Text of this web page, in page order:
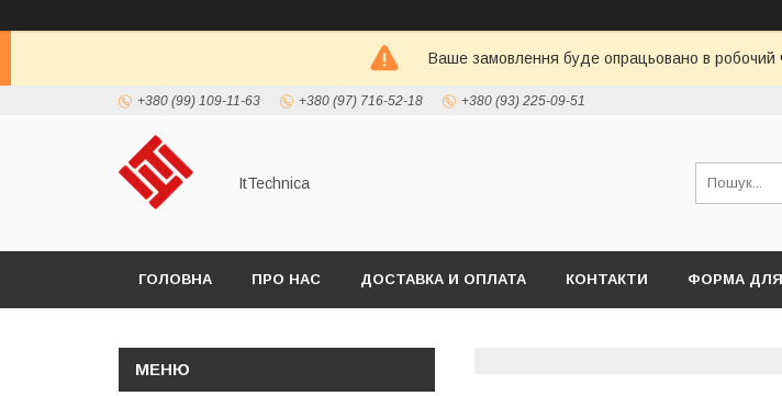
Ваше замовлення буде опрацьовано в
+380 (99) 109-11-63 +380 (97) 716-52-18 +380 (93) 225-09-51
ItTechnica
ГОЛОВНА ПРО НАС ДОСТАВКА И ОПЛАТА КОНТАКТИ ФОРМА ДЛЯ